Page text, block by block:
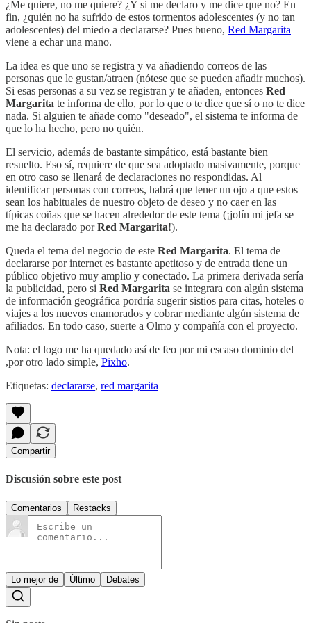
¿Me quiere, no me quiere? ¿Y si me declaro y me dice que no? En
fin, ¿quién no ha sufrido de estos tormentos adolescentes (y no tan
adolescentes) del miedo a declararse? Pues bueno, Red Margarita
viene a echar una mano.
La idea es que uno se registra y va añadiendo correos de las
personas que le gustan/atraen (nótese que se pueden añadir muchos).
Si esas personas a su vez se registran y te añaden, entonces Red
Margarita te informa de ello, por lo que o te dice que sí o no te dice
nada. Si alguien te añade como "deseado", el sistema te informa de
que lo ha hecho, pero no quién.
El servicio, además de bastante simpático, está bastante bien
resuelto. Eso sí, requiere de que sea adoptado masivamente, porque
en otro caso se llenará de declaraciones no respondidas. Al
identificar personas con correos, habrá que tener un ojo a que estos
sean los habituales de nuestro objeto de deseo y no caer en las
típicas coñas que se hacen alrededor de este tema (¡jolín mi jefa se
me ha declarado porRed Margarita!).
Queda el tema del negocio de este Red Margarita. El tema de
declararse por internet es bastante apetitoso y de entrada tiene un
público objetivo muy amplio y conectado. La primera derivada sería
la publicidad, pero si Red Margarita se integrara con algún sistema
de información geográfica pordría sugerir sistios para citas, hoteles o
viajes a los nuevos enamorados y cobrar mediante algún sistema de
afiliados. En todo caso, suerte a Olmo y compañía con el proyecto.
Nota: el logo me ha quedado así de feo por mi escaso dominio del
,por otro lado simple, Pixho.
Etiquetas: declararse, red margarita
Compartir
Discusión sobre este post
Comentarios Restacks
Lo mejor de Último Debates